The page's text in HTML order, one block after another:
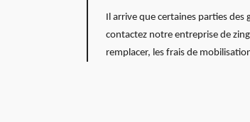
Il arrive que certaines parties des
contactez notre entreprise de
remplacer, les frais de